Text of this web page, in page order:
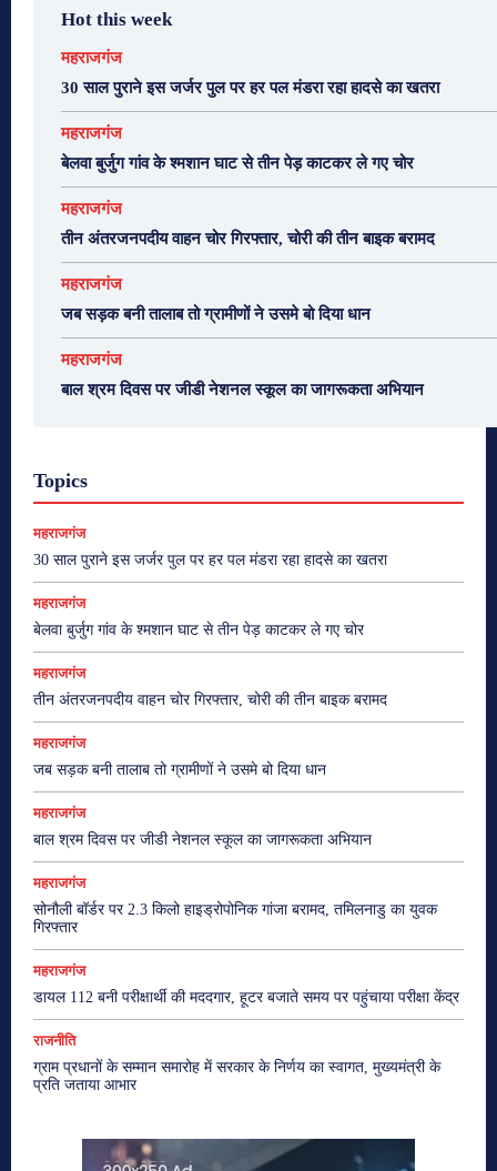
Hot this week
महराजगंज
30 साल पुराने इस जर्जर पुल पर हर पल मंडरा रहा हादसे का खतरा
महराजगंज
बेलवा बुर्जुग गांव के श्मशान घाट से तीन पेड़ काटकर ले गए चोर
महराजगंज
तीन अंतरजनपदीय वाहन चोर गिरफ्तार, चोरी की तीन बाइक बरामद
महराजगंज
जब सड़क बनी तालाब तो ग्रामीणों ने उसमे बो दिया धान
महराजगंज
बाल श्रम दिवस पर जीडी नेशनल स्कूल का जागरूकता अभियान
Topics
महराजगंज
30 साल पुराने इस जर्जर पुल पर हर पल मंडरा रहा हादसे का खतरा
महराजगंज
बेलवा बुर्जुग गांव के श्मशान घाट से तीन पेड़ काटकर ले गए चोर
महराजगंज
तीन अंतरजनपदीय वाहन चोर गिरफ्तार, चोरी की तीन बाइक बरामद
महराजगंज
जब सड़क बनी तालाब तो ग्रामीणों ने उसमे बो दिया धान
महराजगंज
बाल श्रम दिवस पर जीडी नेशनल स्कूल का जागरूकता अभियान
महराजगंज
सोनौली बॉर्डर पर 2.3 किलो हाइड्रोपोनिक गांजा बरामद, तमिलनाडु का युवक
गिरफ्तार
महराजगंज
डायल 112 बनी परीक्षार्थी की मददगार, हूटर बजाते समय पर पहुंचाया परीक्षा केंद्र
राजनीति
ग्राम प्रधानों के सम्मान समारोह में सरकार के निर्णय का स्वागत, मुख्यमंत्री के
प्रति जताया आभार